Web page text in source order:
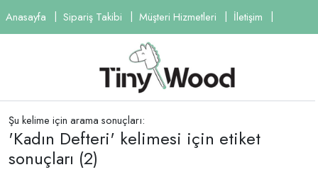
Anasayfa Sipariş Takibi Müşteri Hizmetleri İletişim
Şu kelime için arama sonuçları:
'Kadın Defteri' kelimesi için etiket
sonuçları (2)